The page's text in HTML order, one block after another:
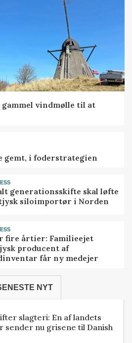
vindmølle til at
gemt, i foderstrategien
generationsskifte skal løfte
siloimportør i Norden
fire årtier: Familieejet
producent af
får ny medejer
NYT
slagteri: En af landets
sender nu grisene til Danish